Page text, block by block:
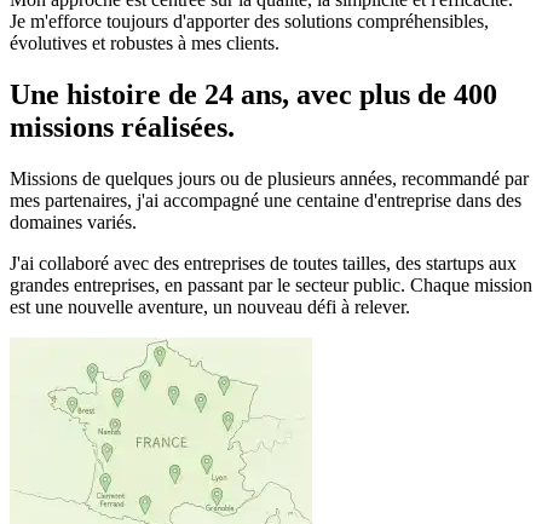
Je m'efforce toujours d'apporter des solutions compréhensibles,
évolutives et robustes à mes clients.
Une histoire de 24 ans, avec plus de 400
missions réalisées.
Missions de quelques jours ou de plusieurs années, recommandé par
mes partenaires, j'ai accompagné une centaine d'entreprise dans des
domaines variés.
J'ai collaboré avec des entreprises de toutes tailles, des startups aux
grandes entreprises, en passant par le secteur public. Chaque mission
est une nouvelle aventure, un nouveau défi à relever.